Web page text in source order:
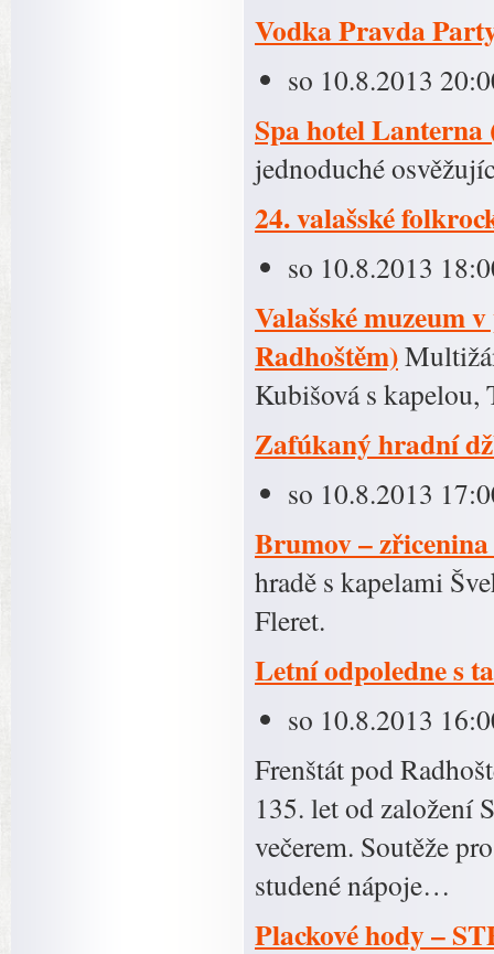
Vodka Pravda
so 10.8.2013
Spa hotel
jednoduché
24. valašské
so 10.8.2013
Valašské muzeum
Radhoštěm)
Kubišová s
Zafúkaný hradní
so 10.8.2013
Brumov –
hradě s kapelami
Fleret.
Letní odpoledne s
so 10.8.2013
Frenštát pod
135. let od založení
večerem. Soutěže
studené nápoje…
Plackové hody –